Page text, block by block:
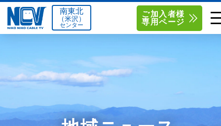
南東北センター（福島）
函館センター 0138-34-2525
単品料金
お得なセットプラン
南東北センター(福島)
南東北
（米沢）
センター
ご加入者様
専用ページ